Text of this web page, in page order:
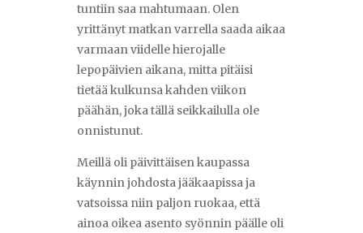
tuntiin saa mahtumaan. Olen
yrittänyt matkan varrella saada aikaa
varmaan viidelle hierojalle
lepopäivien aikana, mitta pitäisi
tietää kulkunsa kahden viikon
päähän, joka tällä seikkailulla ole
onnistunut.
Meillä oli päivittäisen kaupassa
käynnin johdosta jääkaapissa ja
vatsoissa niin paljon ruokaa, että
ainoa oikea asento syönnin päälle oli